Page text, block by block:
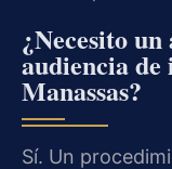
¿Necesito
audiencia
Manassas?
Sí. Un